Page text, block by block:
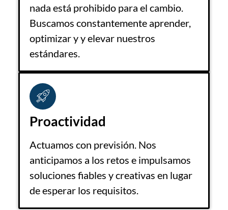
nada está prohibido para el cambio.
Buscamos constantemente aprender,
optimizar y y elevar nuestros
estándares.
Proactividad
Actuamos con previsión. Nos
anticipamos a los retos e impulsamos
soluciones fiables y creativas en lugar
de esperar los requisitos.